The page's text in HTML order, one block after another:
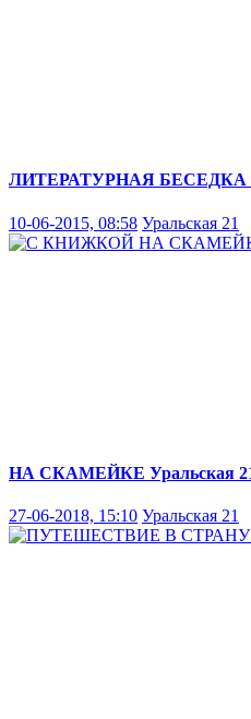
ЛИТЕРАТУРНАЯ БЕСЕДКА
10-06-2015, 08:58 Уральская 21
НА СКАМЕЙКЕ Уральская
27-06-2018, 15:10 Уральская 21